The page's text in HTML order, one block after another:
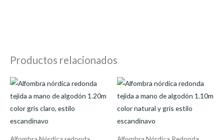
Productos relacionados